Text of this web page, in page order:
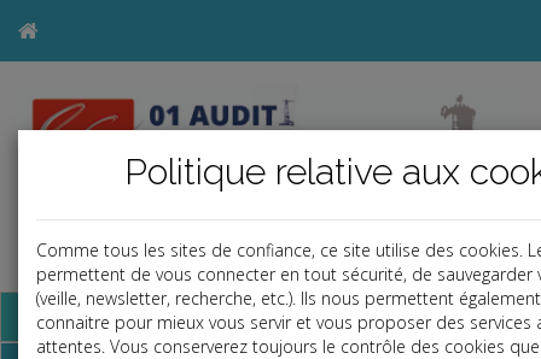
b
j
a
Base documentaire
Politique relative aux
Comme tous les sites de confiance, ce site utilise des cookies.
permettent de vous connecter en tout sécurité, de sauvegarder
(veille, newsletter, recherche, etc.). Ils nous permettent
connaitre pour mieux vous servir et vous proposer des services
attentes. Vous conserverez toujours le contrôle des cookies